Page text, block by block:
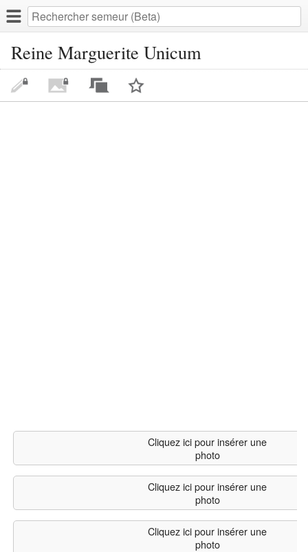
Reine Marguerite Unicum
Cliquez ici pour insérer une
photo
Cliquez ici pour insérer une
photo
Cliquez ici pour insérer une
photo